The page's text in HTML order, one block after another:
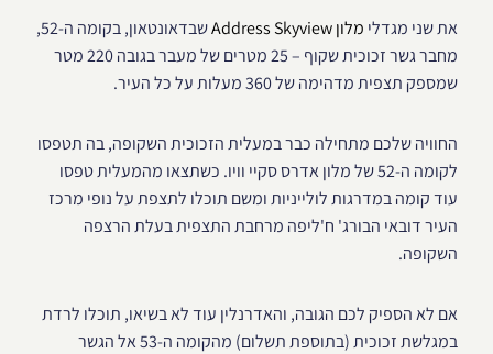
את שני מגדלי מלון Address Skyview
שבדאונטאון, בקומה ה-52,
מחבר גשר זכוכית שקוף – 25 מטרים של מעבר בגובה 220 מטר
שמספק תצפית מדהימה של 360 מעלות על כל העיר.
החוויה שלכם מתחילה כבר במעלית הזכוכית השקופה, בה תטפסו
לקומה ה-52 של מלון אדרס סקיי וויו. כשתצאו מהמעלית טפסו
עוד קומה במדרגות לולייניות ומשם תוכלו לתצפת על נופי מרכז
העיר דובאי הבורג' ח'ליפה מרחבת התצפית בעלת הרצפה
השקופה.
אם לא הספיק לכם הגובה, והאדרנלין עוד לא בשיאו, תוכלו לרדת
במגלשת זכוכית (בתוספת תשלום) מהקומה ה-53 אל הגשר